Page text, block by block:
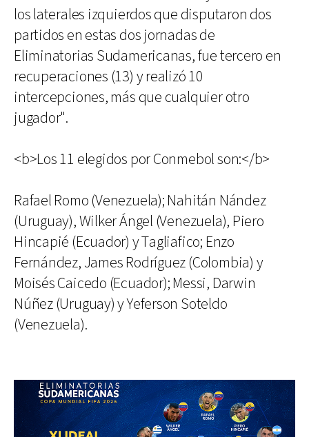
los laterales izquierdos que disputaron dos
partidos en estas dos jornadas de
Eliminatorias Sudamericanas, fue tercero en
recuperaciones (13) y realizó 10
intercepciones, más que cualquier otro
jugador".
<b>Los 11 elegidos por Conmebol son:</b>
Rafael Romo (Venezuela); Nahitán Nández
(Uruguay), Wilker Ángel (Venezuela), Piero
Hincapié (Ecuador) y Tagliafico; Enzo
Fernández, James Rodríguez (Colombia) y
Moisés Caicedo (Ecuador); Messi, Darwin
Núñez (Uruguay) y Yeferson Soteldo
(Venezuela).